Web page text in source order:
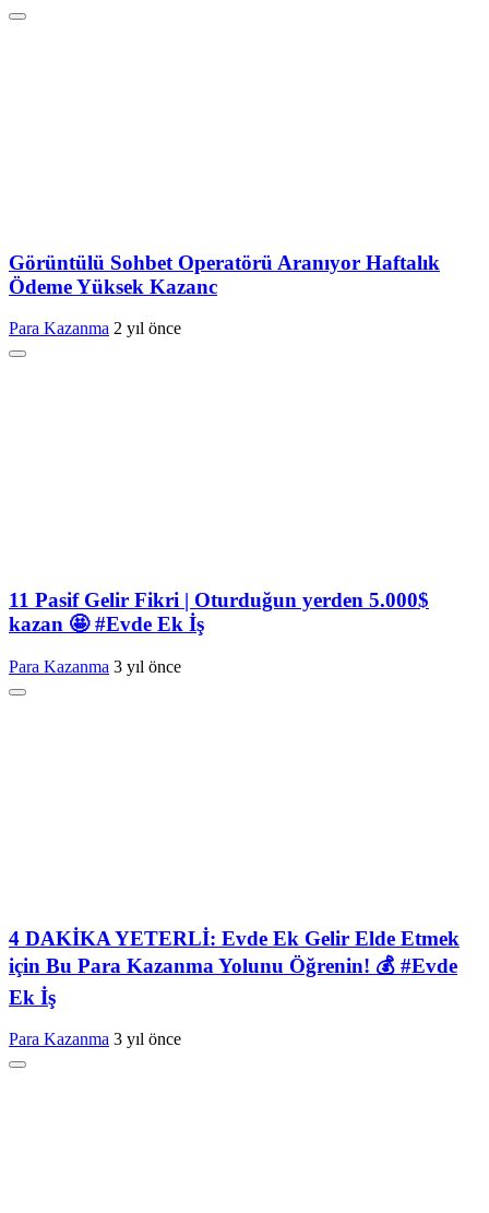
Görüntülü Sohbet Operatörü Aranıyor Haftalık
Ödeme Yüksek Kazanc
Para Kazanma 2 yıl önce
11 Pasif Gelir Fikri | Oturduğun yerden 5.000$
kazan 🤩 #Evde Ek İş
Para Kazanma 3 yıl önce
4 DAKİKA YETERLİ: Evde Ek Gelir Elde Etmek
için Bu Para Kazanma Yolunu Öğrenin! 💰 #Evde
Ek İş
Para Kazanma 3 yıl önce